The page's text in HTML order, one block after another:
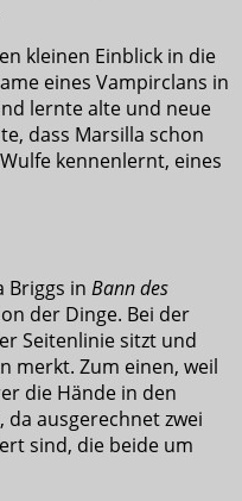
kleinen Einblick in die
eines Vampirclans in
lernte alte und neue
dass Marsilla schon
kennenlernt, eines
Briggs in Bann des
der Dinge. Bei der
Seitenlinie sitzt und
merkt. Zum einen, weil
die Hände in den
da ausgerechnet zwei
sind, die beide um